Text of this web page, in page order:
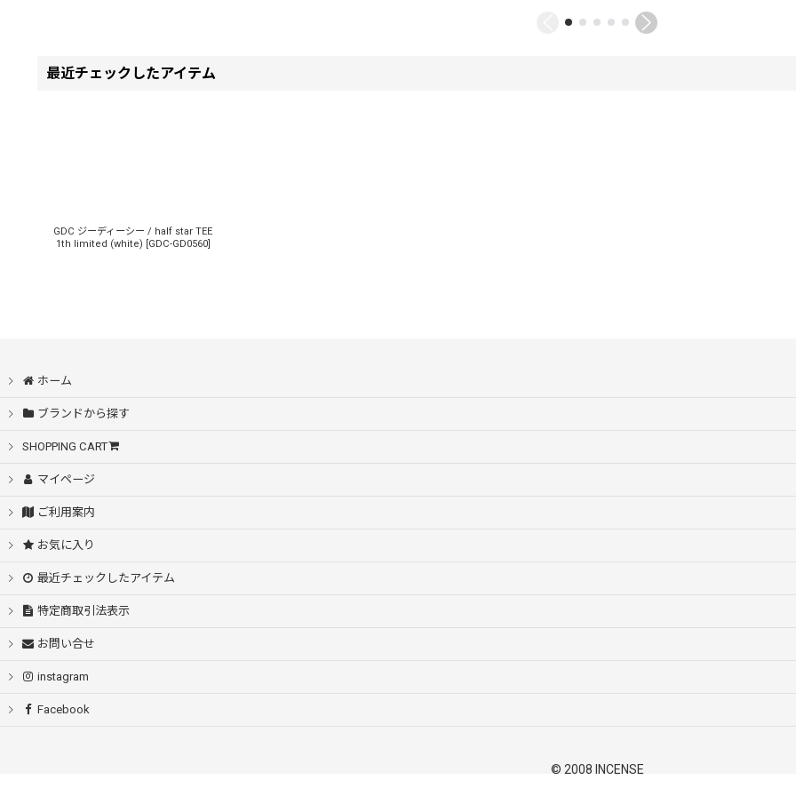
最近チェックしたアイテム
GDC ジーディーシー / half star TEE
1th limited (white) [GDC-GD0560]
ホーム
ブランドから探す
SHOPPING CART
マイページ
ご利用案内
お気に入り
最近チェックしたアイテム
特定商取引法表示
お問い合せ
instagram
Facebook
© 2008 INCENSE